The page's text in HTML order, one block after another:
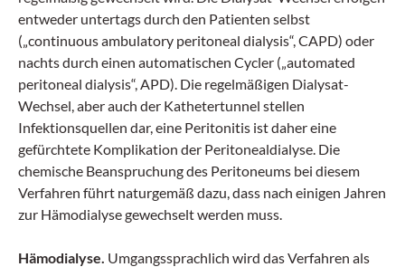
entweder untertags durch den Patienten selbst
(„continuous ambulatory peritoneal dialysis“, CAPD) oder
nachts durch einen automatischen Cycler („automated
peritoneal dialysis“, APD). Die regelmäßigen Dialysat-
Wechsel, aber auch der Kathetertunnel stellen
Infektionsquellen dar, eine Peritonitis ist daher eine
gefürchtete Komplikation der Peritonealdialyse. Die
chemische Beanspruchung des Peritoneums bei diesem
Verfahren führt naturgemäß dazu, dass nach einigen Jahren
zur Hämodialyse gewechselt werden muss.
Hämodialyse. Umgangssprachlich wird das Verfahren als